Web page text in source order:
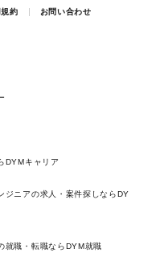
約 お問い合わせ
DYMキャリア
ジニアの求人・案件探しならDY
就職・転職ならDYM就職